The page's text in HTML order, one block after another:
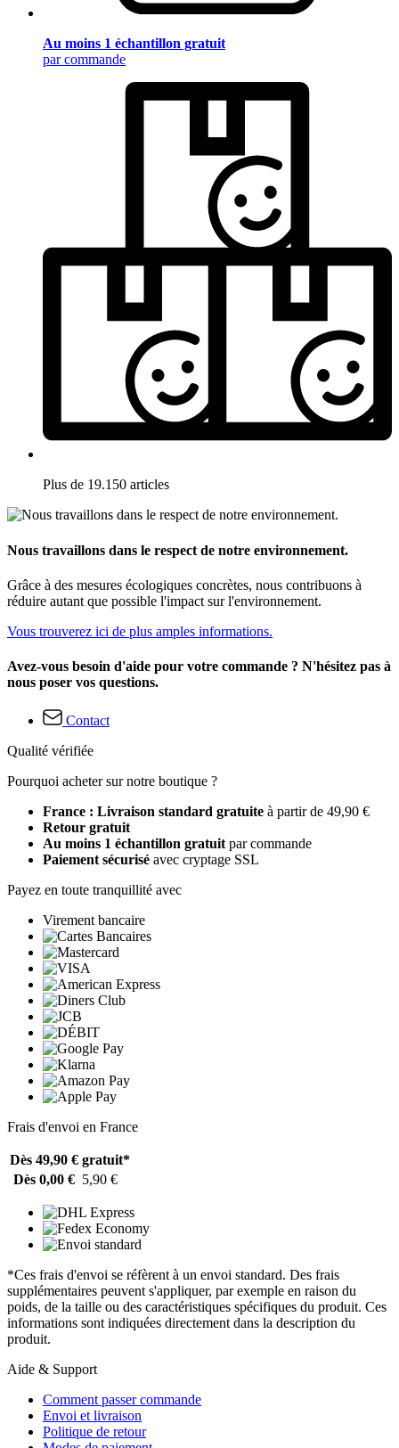
Au moins 1 échantillon gratuit
par commande
Plus de 19.150 articles
Nous travaillons dans le respect de notre environnement.
Grâce à des mesures écologiques concrètes, nous contribuons à
réduire autant que possible l'impact sur l'environnement.
Vous trouverez ici de plus amples informations.
Avez-vous besoin d'aide pour votre commande ? N'hésitez pas à
nous poser vos questions.
Contact
Qualité vérifiée
Pourquoi acheter sur notre boutique ?
France : Livraison standard gratuite à partir de 49,90 €
Retour gratuit
Au moins 1 échantillon gratuit par commande
Paiement sécurisé avec cryptage SSL
Payez en toute tranquillité avec
Virement bancaire
Frais d'envoi en France
Dès 49,90 € gratuit*
Dès 0,00 € 5,90 €
*Ces frais d'envoi se réfèrent à un envoi standard. Des frais
supplémentaires peuvent s'appliquer, par exemple en raison du
poids, de la taille ou des caractéristiques spécifiques du produit. Ces
informations sont indiquées directement dans la description du
produit.
Aide & Support
Comment passer commande
Envoi et livraison
Politique de retour